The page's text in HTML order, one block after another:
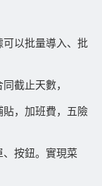
以批量導入、批
截止天數，
，加班費，五險
按鈕。實現菜